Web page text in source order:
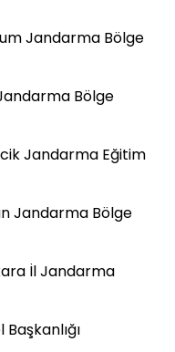
Jandarma Bölge
Bölge
Jandarma Eğitim
Jandarma Bölge
İl Jandarma